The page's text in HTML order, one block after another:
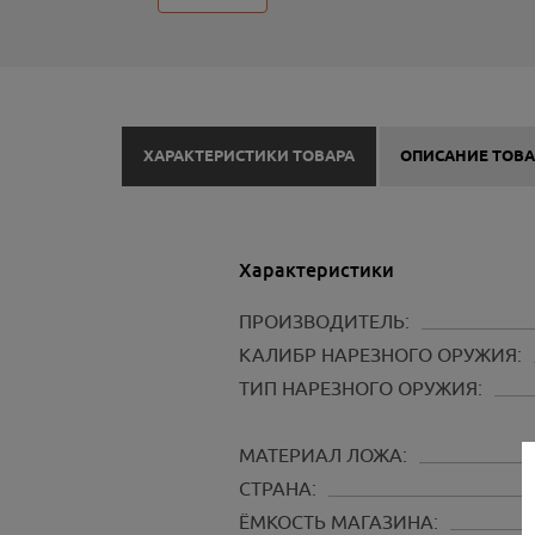
ХАРАКТЕРИСТИКИ ТОВАРА ОПИСАНИЕ
Характеристики
ПРОИЗВОДИТЕЛЬ:
КАЛИБР НАРЕЗНОГО ОРУЖИЯ:
ТИП НАРЕЗНОГО ОРУЖИЯ:
МАТЕРИАЛ ЛОЖА:
СТРАНА:
ЁМКОСТЬ МАГАЗИНА: